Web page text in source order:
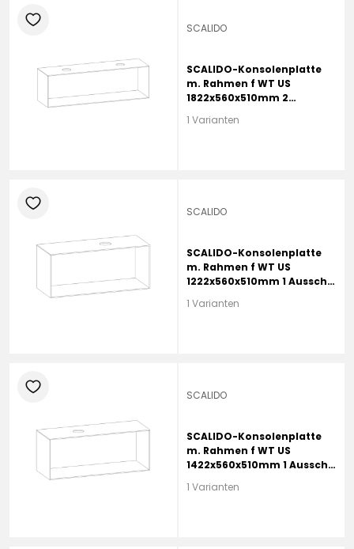
heart
SCALIDO
SCALIDO-Konsolenplatte
m. Rahmen f WT US
1822x560x510mm 2
1 Varianten
heart
SCALIDO
SCALIDO-Konsolenplatte
m. Rahmen f WT US
1222x560x510mm 1 Aussch
1 Varianten
heart
SCALIDO
SCALIDO-Konsolenplatte
m. Rahmen f WT US
1422x560x510mm 1 Ausschn
1 Varianten